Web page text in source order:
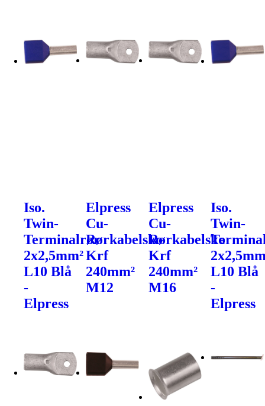
Iso.
Twin-
Terminalrør
2x2,5mm²
L10 Blå
-
Elpress
Elpress
Cu-
Rørkabelsko
Krf
240mm²
M12
Elpress
Cu-
Rørkabelsko
Krf
240mm²
M16
Iso.
Twin-
L10 Blå
-
Elpress